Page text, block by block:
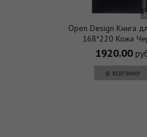
Open Design Книга
168*220 Кожа
1920.00
в корзину